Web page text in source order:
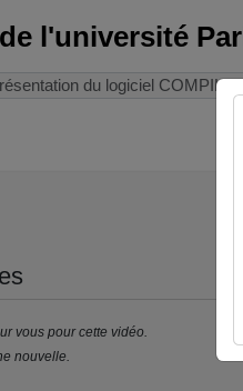
l'université
du logiciel
vous pour cette vidéo.
nouvelle.